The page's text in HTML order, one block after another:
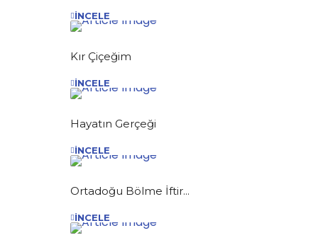
İNCELE
Kır Çiçeğim
İNCELE
Hayatın Gerçeği
İNCELE
Ortadoğu Bölme İftir...
İNCELE